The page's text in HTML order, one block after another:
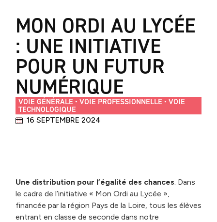
MON ORDI AU LYCÉE
: UNE INITIATIVE
POUR UN FUTUR
NUMÉRIQUE
VOIE GÉNÉRALE • VOIE PROFESSIONNELLE • VOIE
TECHNOLOGIQUE
16 SEPTEMBRE 2024
Une distribution pour l’égalité des chances. Dans
le cadre de l’initiative « Mon Ordi au Lycée »,
financée par la région Pays de la Loire, tous les élèves
entrant en classe de seconde dans notre